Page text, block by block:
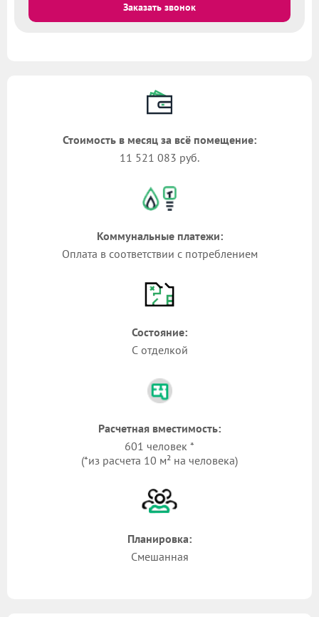
Заказать звонок
Стоимость в месяц за всё помещение:
11 521 083 руб.
Коммунальные платежи:
Оплата в соответствии с потреблением
Состояние:
С отделкой
Расчетная вместимость:
601 человек *
(*из расчета 10 м² на человека)
Планировка:
Смешанная